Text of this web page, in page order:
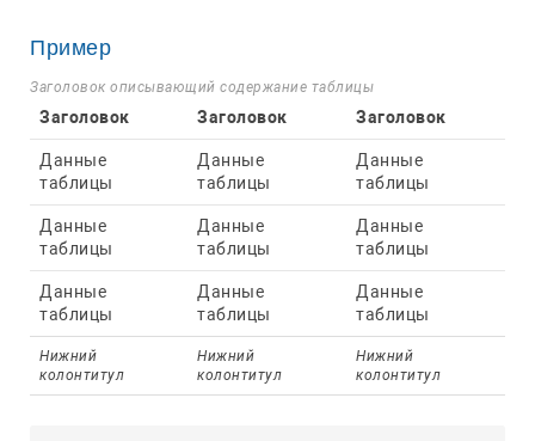
Пример
Заголовок описывающий содержание таблицы
Заголовок Заголовок Заголовок
Нижний
колонтитул
Нижний
колонтитул
Нижний
колонтитул
Данные
таблицы
Данные
таблицы
Данные
таблицы
Данные
таблицы
Данные
таблицы
Данные
таблицы
Данные
таблицы
Данные
таблицы
Данные
таблицы